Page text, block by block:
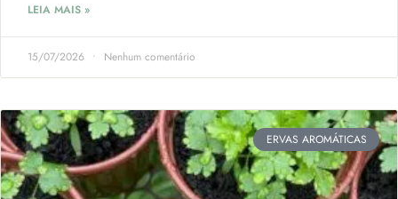
LEIA MAIS »
15/07/2026 Nenhum comentário
ERVAS AROMÁTICAS